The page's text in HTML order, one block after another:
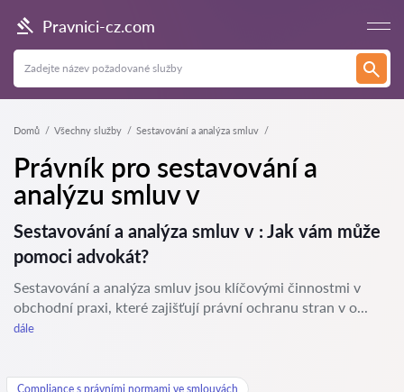
Pravnici-cz.com
Domů Všechny služby Sestavování a analýza smluv
Právník pro sestavování a
analýzu smluv v
Sestavování a analýza smluv v : Jak vám může
pomoci advokát?
Sestavování a analýza smluv jsou klíčovými činnostmi v
obchodní praxi, které zajišťují právní ochranu stran v o...
dále
Compliance s právními normami ve smlouvách